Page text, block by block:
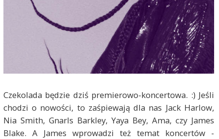
Czekolada będzie dziś premierowo-koncertowa. :) Jeśli
chodzi o nowości, to zaśpiewają dla nas Jack Harlow,
Nia Smith, Gnarls Barkley, Yaya Bey, Ama, czy James
Blake. A James wprowadzi też temat koncertów -